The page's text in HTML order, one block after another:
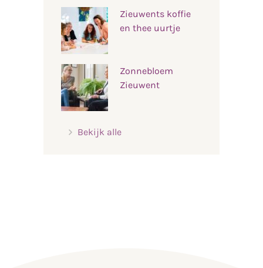
Zieuwents koffie
en thee uurtje
Zonnebloem
Zieuwent
Bekijk alle